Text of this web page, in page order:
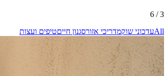
3 / 6
Allעדכוני שוקמדריכי אזורסגנון חייםטיפים ועצות